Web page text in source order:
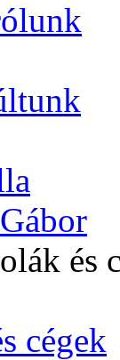
és
cégek